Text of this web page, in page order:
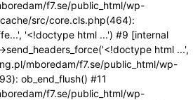
f7.se/public_html/wp-
src/core.cls.php(464):
'<!doctype html ...') #9 [internal
html ...',
mboredam/f7.se/public_html/wp-
ob_end_flush() #11
f7.se/public_html/wp-